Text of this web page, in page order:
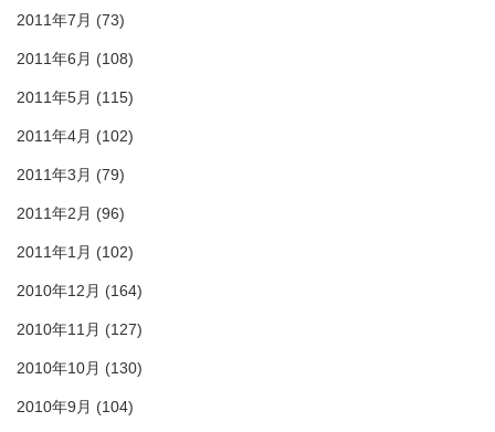
2011年7月 (73)
2011年6月 (108)
2011年5月 (115)
2011年4月 (102)
2011年3月 (79)
2011年2月 (96)
2011年1月 (102)
2010年12月 (164)
2010年11月 (127)
2010年10月 (130)
2010年9月 (104)